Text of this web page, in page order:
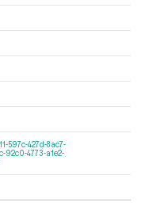
597c-427d-8ac7-
4773-a1e2-